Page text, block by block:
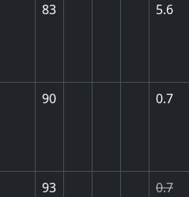
83 5.6
90 0.7
93 0.7